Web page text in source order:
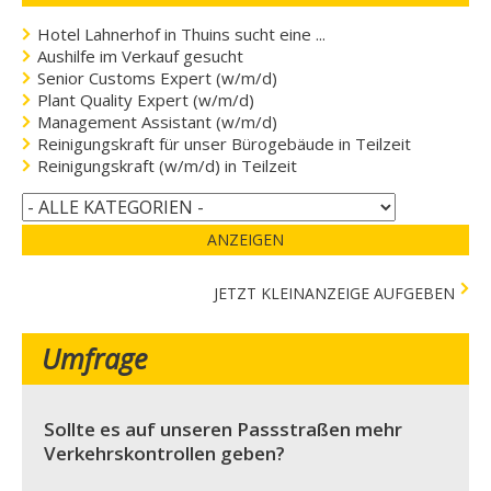
Hotel Lahnerhof in Thuins sucht eine ...
Aushilfe im Verkauf gesucht
Senior Customs Expert (w/m/d)
Plant Quality Expert (w/m/d)
Management Assistant (w/m/d)
Reinigungskraft für unser Bürogebäude in Teilzeit
Reinigungskraft (w/m/d) in Teilzeit
ANZEIGEN
JETZT KLEINANZEIGE AUFGEBEN
Umfrage
Sollte es auf unseren Passstraßen mehr
Verkehrskontrollen geben?